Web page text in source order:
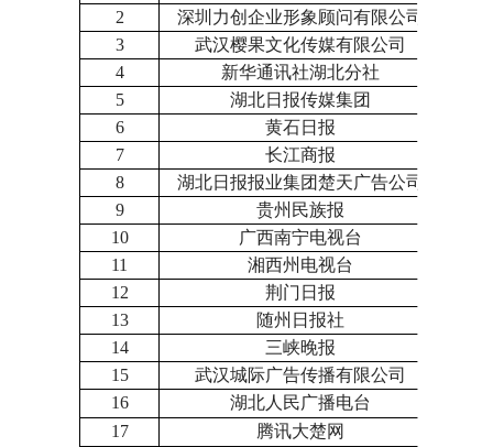
2
深圳力创企业形象顾问有限公司
3
武汉樱果文化传媒有限公司
4
新华通讯社湖北分社
5
湖北日报传媒集团
6
黄石日报
7
长江商报
8
湖北日报报业集团楚天广告公司
9
贵州民族报
10
广西南宁电视台
11
湘西州电视台
12
荆门日报
13
随州日报社
14
三峡晚报
15
武汉城际广告传播有限公司
16
湖北人民广播电台
17
腾讯大楚网